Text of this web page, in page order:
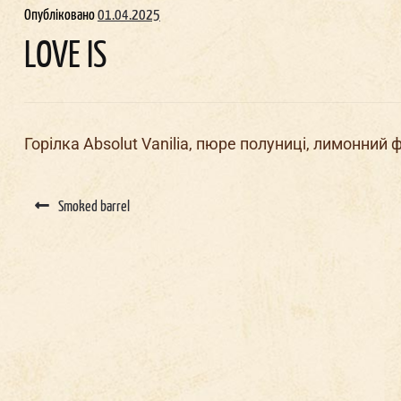
Опубліковано01.04.2025
LOVE IS
Горілка Absolut Vanilia, пюре полуниці, лимонний
navigation
Smoked barrel